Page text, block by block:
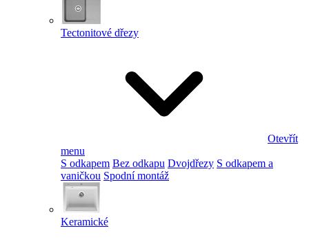
Tectonitové dřezy
Otevřít
menu
S odkapem Bez odkapu Dvojdřezy S odkapem a
vaničkou Spodní montáž
Keramické